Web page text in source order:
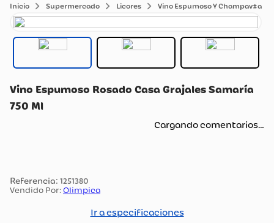
Supermercado Licores Vino Espumoso Y Champav±a
Vino Espumoso Rosado Casa Grajales Samaría
750 Ml
Cargando comentarios…
: 1251380
Vendido Por: Olimpica
Ir a especificaciones